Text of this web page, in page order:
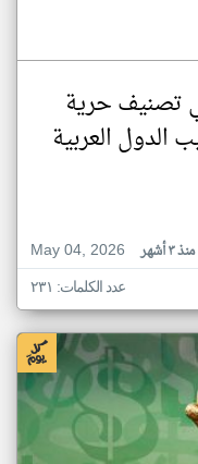
تصنيف حرية
الدول العربية
May 04, 2026
منذ ٣ أشهر
عدد الكلمات: ٢٣١